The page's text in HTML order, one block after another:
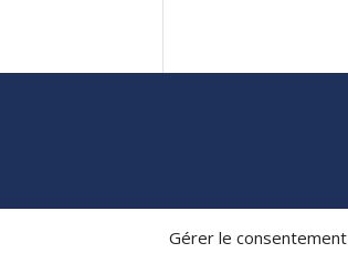
Gérer le consentement